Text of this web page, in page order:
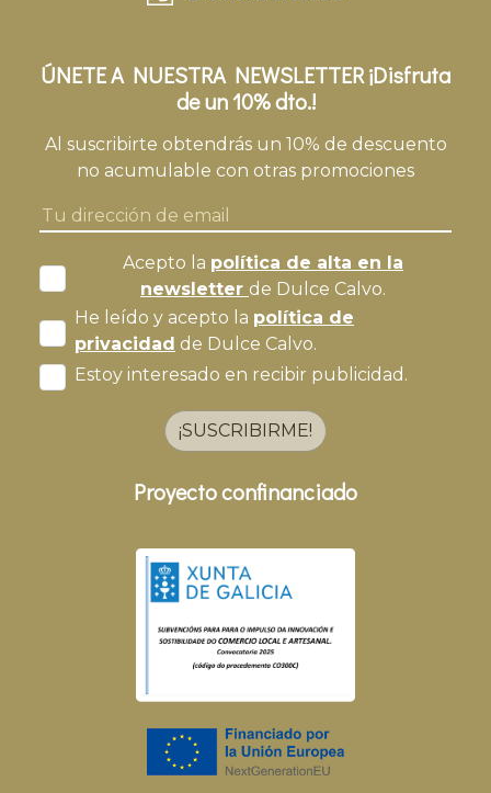
ÚNETE A NUESTRA NEWSLETTER ¡Disfruta
de un 10% dto.!
Al suscribirte obtendrás un 10% de descuento
no acumulable con otras promociones
Acepto la política de alta en la
newsletter de Dulce Calvo.
He leído y acepto la política de
privacidad de Dulce Calvo.
Estoy interesado en recibir publicidad.
¡SUSCRIBIRME!
Proyecto confinanciado